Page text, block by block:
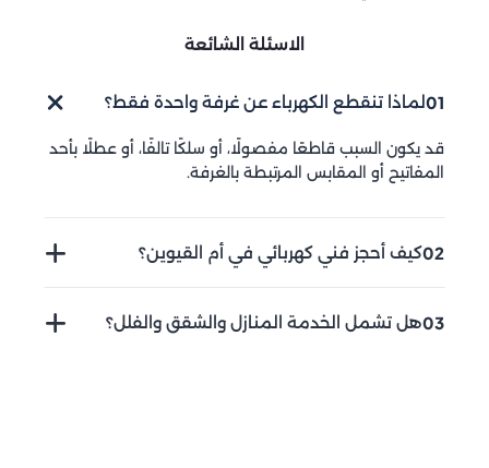
الاسئلة الشائعة
01لماذا تنقطع الكهرباء عن غرفة واحدة فقط؟
قد يكون السبب قاطعًا مفصولًا، أو سلكًا تالفًا، أو عطلًا بأحد
المفاتيح أو المقابس المرتبطة بالغرفة.
02كيف أحجز فني كهربائي في أم القيوين؟
المشكلة، ثم تحديد موعد مناسب لمعاينة العطل وتنفيذ
03هل تشمل الخدمة المنازل والشقق والفلل؟